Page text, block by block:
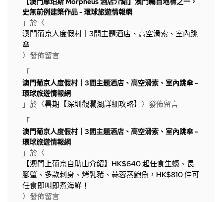
史無前例建築作品 - 環球旅遊情報網
」於〈
澳門葡京人度假村｜3間主題酒店、高空滑索、室內跳
傘
〉發佈留言
「
澳門葡京人度假村｜3間主題酒店、高空滑索、室內跳傘 -
環球旅遊情報網
」於〈暑期【深圳觀瀾湖詳細攻略】 〉發佈留言
「
澳門葡京人度假村｜3間主題酒店、高空滑索、室內跳傘 -
環球旅遊情報網
」於〈
【澳門上葡京自助山介紹】HK$640 起任食生蠔、長
腳蟹、多款刺身、烤乳豬、蒜蓉蒸鮑魚，HK$810 仲可
任食即叫即煮海鮮！
〉發佈留言